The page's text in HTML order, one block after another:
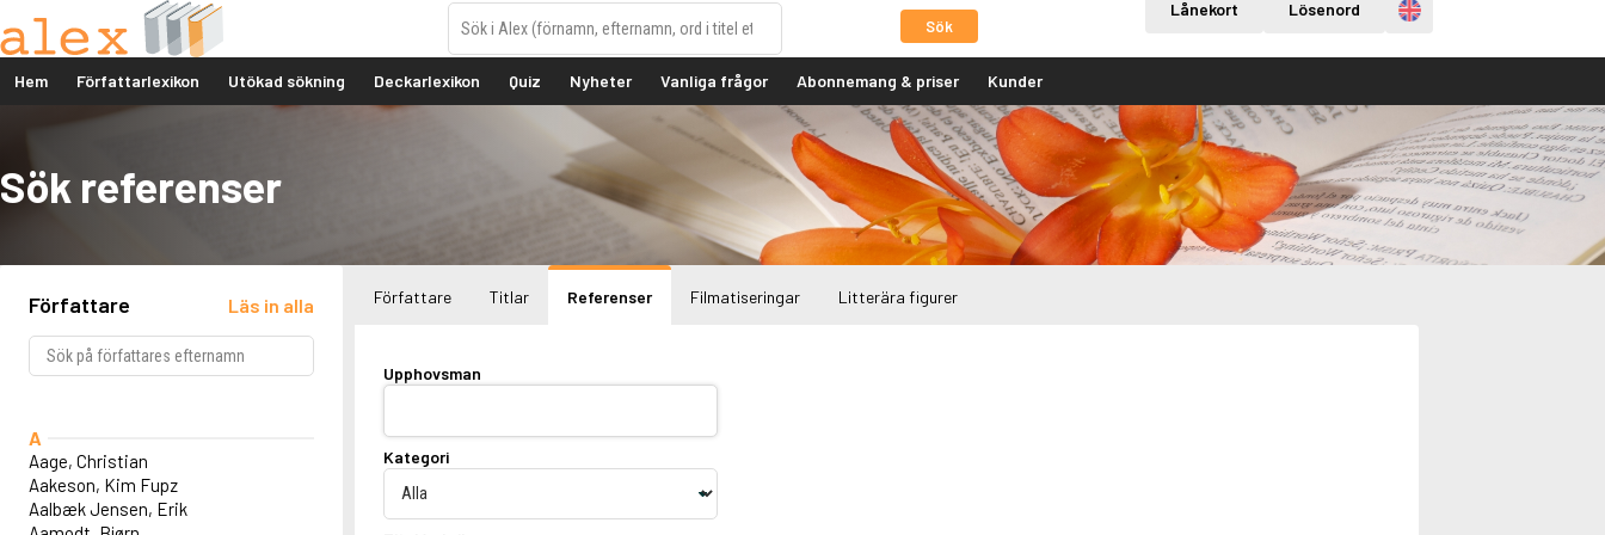
Sök
Lånekort Lösenord Engelska
Hem Författarlexikon Utökad sökning Deckarlexikon Quiz Nyheter Vanliga frågor Abonnemang & priser Kunder
Sök referenser
Författare Läs in alla
A
Aage, Christian
Aakeson, Kim Fupz
Aalbæk Jensen, Erik
Författare Titlar Referenser Filmatiseringar Litterära figurer
Upphovsman
Kategori